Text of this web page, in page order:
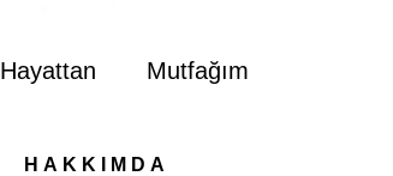
Hayattan Mutfağım
HAKKIMDA